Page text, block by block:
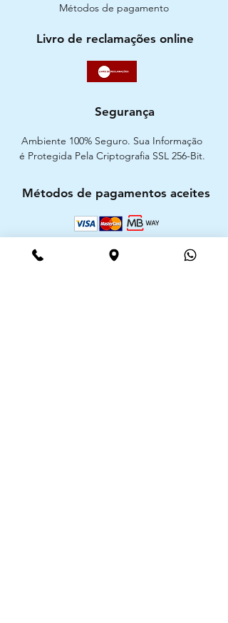
Métodos de pagamento
Livro de reclamações online
Segurança
Ambiente 100% Seguro. Sua Informação
é Protegida Pela Criptografia SSL 256-Bit.
Métodos de pagamentos aceites